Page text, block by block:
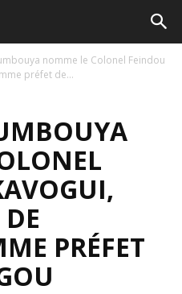
nomme le Colonel Feindou
préfet de...
PRÉFET